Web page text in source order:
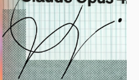
전장치 작업을 마치는 즉시 제공할